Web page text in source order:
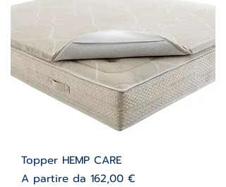
Topper HEMP CARE
A partire da 162,00 €
Prezzo scontato